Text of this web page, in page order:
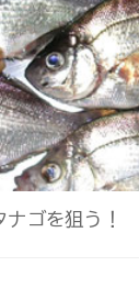
ゴを狙う！